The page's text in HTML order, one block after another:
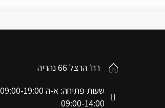
רח׳ הרצל 66 נהריה
09:00-14:00